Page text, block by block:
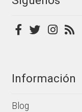
Información
Blog